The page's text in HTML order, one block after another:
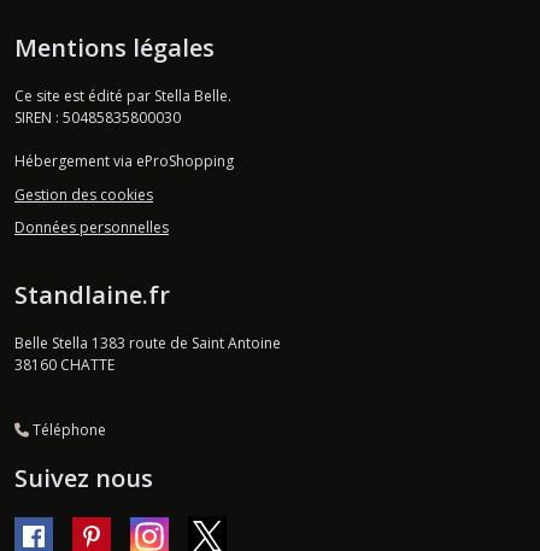
Mentions légales
Ce site est édité par Stella Belle.
SIREN : 50485835800030
Hébergement via eProShopping
Gestion des cookies
Données personnelles
Standlaine.fr
Belle Stella 1383 route de Saint Antoine
38160 CHATTE
Téléphone
Suivez nous